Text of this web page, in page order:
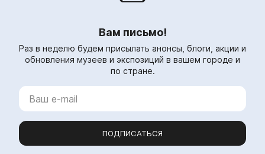
Вам письмо!
Раз в неделю будем присылать анонсы, блоги, акции и
обновления музеев и экспозиций в вашем городе и
по стране.
ПОДПИСАТЬСЯ